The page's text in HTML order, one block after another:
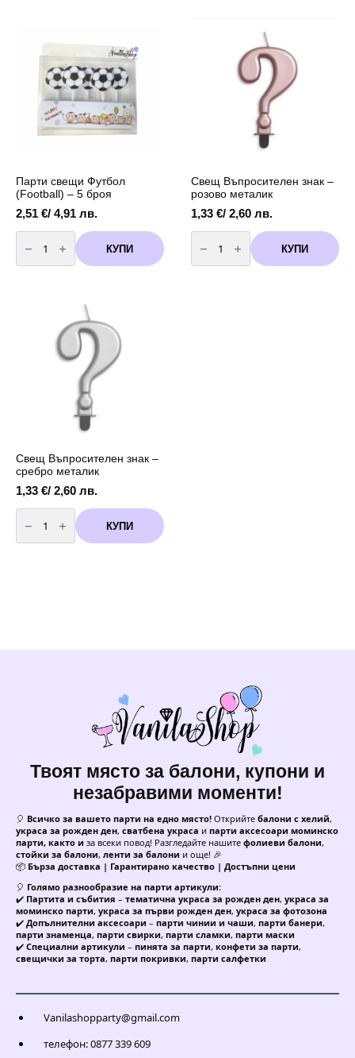
Парти свещи Футбол
(Football) – 5 броя
2,51 €/ 4,91 лв.
количество
за
Парти
свещи
КУПИ
Свещ Въпросителен знак –
розово металик
1,33 €/ 2,60 лв.
количество
за
Въпросителен
КУПИ
Свещ Въпросителен знак –
сребро металик
1,33 €/ 2,60 лв.
количество
за
Въпросителен
КУПИ
Твоят място за балони, купони и
незабравими моменти!
🎈 Всичко за вашето парти на едно място! Открийте балони с хелий,
украса за рожден ден, сватбена украса и парти аксесоари моминско
парти, както и за всеки повод! Разгледайте нашите фолиеви балони,
стойки за балони, ленти за балони и още! 🎉
📦 Бърза доставка | Гарантирано качество | Достъпни цени
🎈 Голямо разнообразие на парти артикули:
✔️ Партита и събития – тематична украса за рожден ден, украса за
моминско парти, украса за първи рожден ден, украса за фотозона
✔️ Допълнителни аксесоари – парти чинии и чаши, парти банери,
парти знаменца, парти свирки, парти сламки, парти маски
✔️ Специални артикули – пинята за парти, конфети за парти,
свещички за торта, парти покривки, парти салфетки
Vanilashopparty@gmail.com
телефон: 0877 339 609